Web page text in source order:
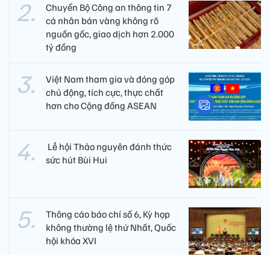
Chuyển Bộ Công an thông tin 7
cá nhân bán vàng không rõ
nguồn gốc, giao dịch hơn 2.000
tỷ đồng
Việt Nam tham gia và đóng góp
chủ động, tích cực, thực chất
hơn cho Cộng đồng ASEAN
​ Lễ hội Thảo nguyên đánh thức
sức hút Bùi Hui
Thông cáo báo chí số 6, Kỳ họp
không thường lệ thứ Nhất, Quốc
hội khóa XVI